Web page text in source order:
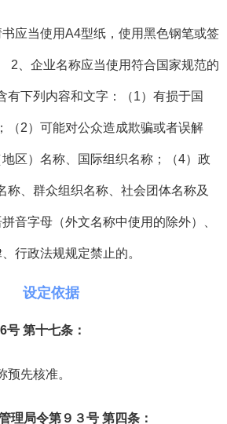
应当使用A4型纸，使用黑色钢笔或签
2、企业名称应当使用符合国家规范的
有下列内容和文字：（1）有损于国
（2）可能对公众造成欺骗或者误解
区）名称、国际组织名称；（4）政
称、群众组织名称、社会团体名称及
音字母（外文名称中使用的除外）、
行政法规规定禁止的。
设定依据
号 第十七条：
先核准。
理局令第９３号 第四条：